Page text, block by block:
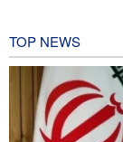
TOP NEWS